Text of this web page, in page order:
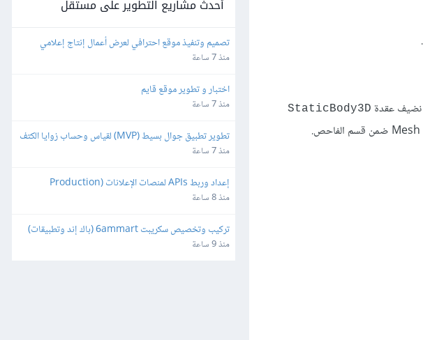
نضيف عقدة StaticBody3D
أحدث مشاريع التطوير على مستقل
تصميم وتنفيذ موقع احترافي لعرض أعمال إنتاج إعلامي
منذ 7 ساعة
اختبار و تطوير موقع قايم
منذ 7 ساعة
تطوير تطبيق جوال بسيط (MVP) لقياس وحساب زوايا الكتف
منذ 7 ساعة
Ready)
منذ 8 ساعة
ورفعه على السيرفر والمتجر
منذ 9 ساعة